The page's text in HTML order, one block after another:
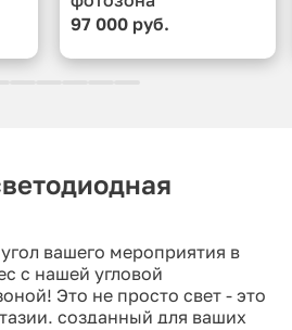
97 000 руб.
вашего мероприятия в
с нашей угловой
Это не просто свет - это
созданный для ваших